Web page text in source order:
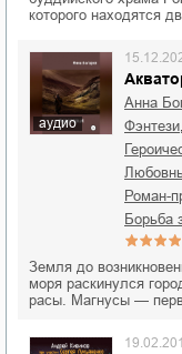
которого находятся
аудио
Анна
фэнтези
роман-
борьба
Земля до
моря раскинулся
расы. Магнусы —